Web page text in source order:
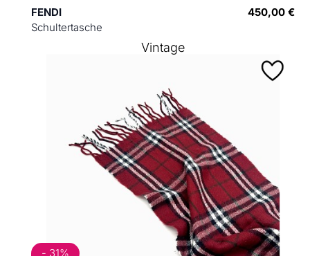
FENDI
Schultertasche
450,00 €
- 31%
Vintage